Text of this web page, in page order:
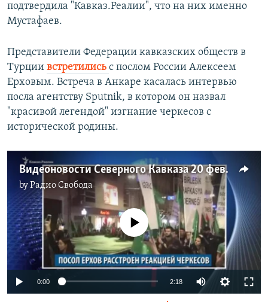
подтвердила "Кавказ.Реалии", что на них именно
Мустафаев.
Представители Федерации кавказских обществ в
Турции встретились с послом России Алексеем
Ерховым. Встреча в Анкаре касалась интервью
посла агентству Sputnik, в котором он назвал
"красивой легендой" изгнание черкесов с
исторической родины.
Видеоновости Северного Кавказа 20 февраля
byРадио Свобода
No media source currently available
0:00 2:18 Auto